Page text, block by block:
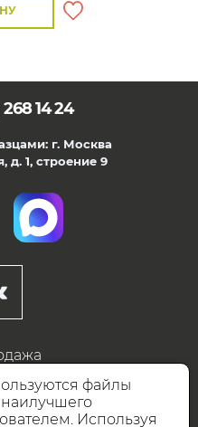
268 14 24
г. Москва
д. 1, строение 9
файлы
Используя